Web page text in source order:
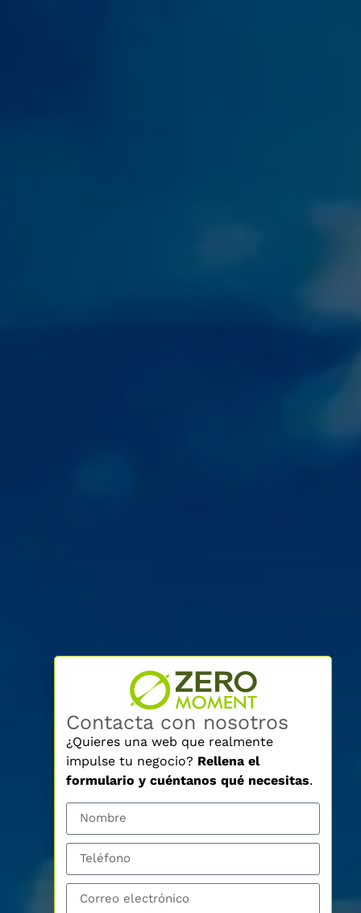
Contacta con nosotros
¿Quieres una web que realmente
impulse tu negocio? Rellena el
formulario y cuéntanos qué necesitas.